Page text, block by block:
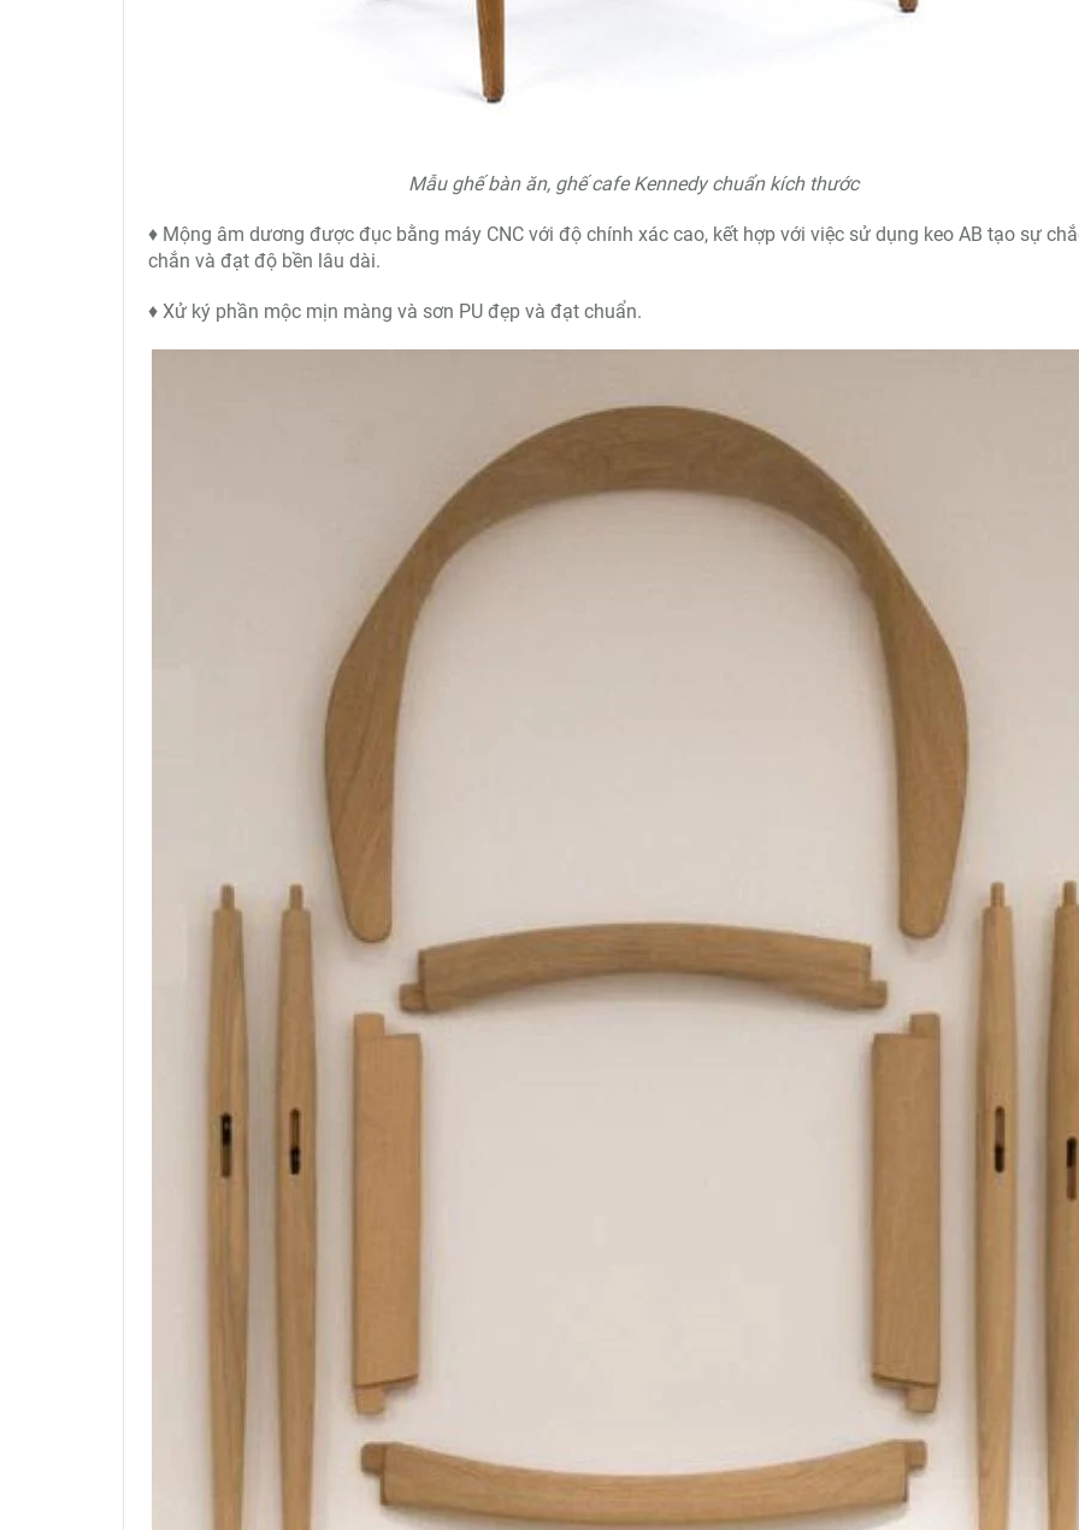
Mẫu ghế bàn ăn, ghế cafe Kennedy chuẩn kích thước
♦ Mộng âm dương được đục bằng máy CNC với độ chính xác cao, kết hợp với việc sử dụng keo AB tạo sự
chắn và đạt độ bền lâu dài.
♦ Xử ký phần mộc mịn màng và sơn PU đẹp và đạt chuẩn.